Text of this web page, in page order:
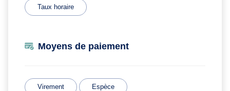
Taux horaire
Moyens de paiement
Virement Espèce